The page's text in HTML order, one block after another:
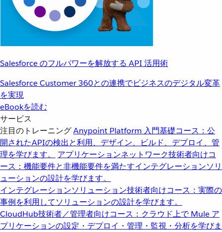
Salesforce のフルパワーを解放する API 活用術
Salesforce Customer 360との連携でビジネスのデジタル変革
を実現
eBookを読む
サービス
注目のトレーニングAnypoint Platform 入門基礎コース：公
開されたAPIの検出と利用、デザイン、ビルド、デプロイ、管
理を学びます。
アプリケーションネットワーク技術者向けコ
ース：機能要件と非機能要件を満たすインテグレーションソリ
ューションの設計を学びます。
インテグレーションソリューション技術者向けコース：実際の
事例を利用してソリューションの設計を学びます。
CloudHub技術者／管理者向けコース：クラウド上で Mule ア
プリケーションの設定・デプロイ・管理・監視・分析を学びま